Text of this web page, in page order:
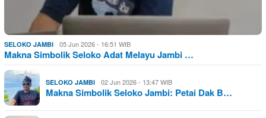
SELOKO JAMBI 05 Jun 2026 - 16:51 WIB
Makna Simbolik Seloko Adat Melayu Jambi …
SELOKO JAMBI 02 Jun 2026 - 13:47 WIB
Makna Simbolik Seloko Jambi: Petai Dak B…